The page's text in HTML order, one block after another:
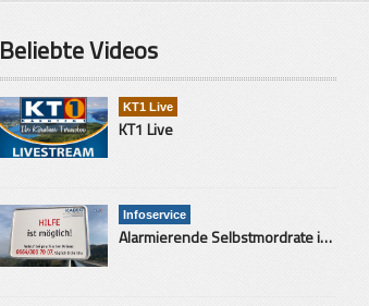
Beliebte Videos
KT1 Live
KT1 Live
Infoservice
Alarmierende Selbstmordrate in Kärnten